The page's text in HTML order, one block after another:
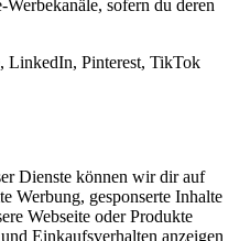
sofern du deren
LinkedIn, Pinterest, TikTok
Dienste können wir dir auf
Werbung, gesponserte Inhalte
Webseite oder Produkte
Einkaufsverhalten anzeigen